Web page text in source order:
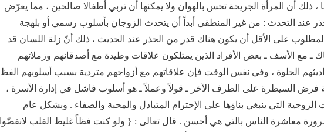
، ذلك أن المرأة الجريحة تحس بالهوان ولا يمكنها أن تربي أطفالا صالحين ، مما يعرّض
عند التحدث : من غير المنطقي أبداً أن يتحدث الزوجان بأسلوب رسمي أو بلهجة
على الأقل أن يكون هناك قدر من الحذر عند الحديث ، ذلك أنّ زلة اللسان قد
ـ مع الأسف ـ بعض الأفراد الذين يمتلكون علاقات وطيدة مع أصدقائهم وزملائهم
الحلوة ، وفي نفس الوقت فإن علاقاتهم مع أزواجهم متردية بسبب أسلوبهم الفظ
فرض السيطرة على الطرف الآخر ـ قولاً وعملاً ـ هو أسلوب فاشل في إدارة الأسرة ،
التي ينبغي بناؤها على الإحترام المتبادل والمحبة والصفاء . وبشكل عام
معاشرة الناس بالتي هي أحسن . قال تعالى : { ولو كنت فظاً غليظ القلب لانفضّوا